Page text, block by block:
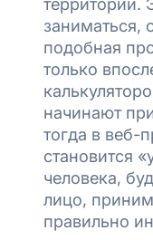
заниматься,
подобная
только
начинают
тогда в веб-
становится
человека,
лицо,
правильно